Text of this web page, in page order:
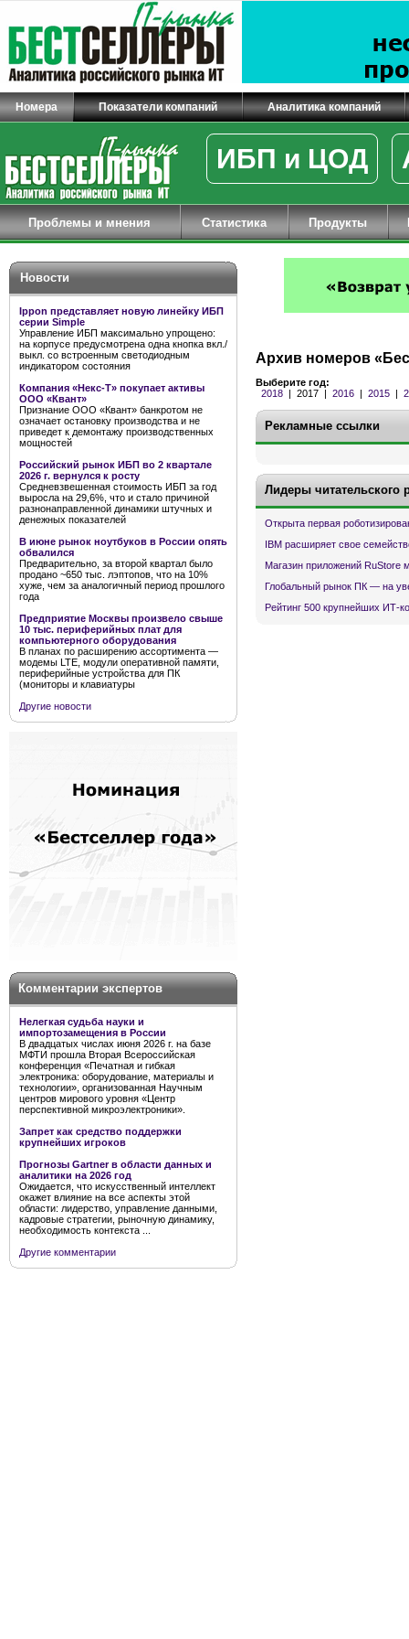
Номера Показатели компаний Аналитика компаний
ИБП и ЦОД
Проблемы и мнения Статистика Продукты
Новости
Ippon представляет новую линейку ИБП
серии Simple
Управление ИБП максимально упрощено:
на корпусе предусмотрена одна кнопка вкл./
выкл. со встроенным светодиодным
индикатором состояния
Компания «Некс-Т» покупает активы
ООО «Квант»
Признание ООО «Квант» банкротом не
означает остановку производства и не
приведет к демонтажу производственных
мощностей
Российский рынок ИБП во 2 квартале
2026 г. вернулся к росту
Средневзвешенная стоимость ИБП за год
выросла на 29,6%, что и стало причиной
разнонаправленной динамики штучных и
денежных показателей
В июне рынок ноутбуков в России опять
обвалился
Предварительно, за второй квартал было
продано ~650 тыс. лэптопов, что на 10%
хуже, чем за аналогичный период прошлого
года
Предприятие Москвы произвело свыше
10 тыс. периферийных плат для
компьютерного оборудования
В планах по расширению ассортимента —
модемы LTE, модули оперативной памяти,
периферийные устройства для ПК
(мониторы и клавиатуры
Другие новости
Комментарии экспертов
Нелегкая судьба науки и
импортозамещения в России
В двадцатых числах июня 2026 г. на базе
МФТИ прошла Вторая Всероссийская
конференция «Печатная и гибкая
электроника: оборудование, материалы и
технологии», организованная Научным
центров мирового уровня «Центр
перспективной микроэлектроники».
Запрет как средство поддержки
крупнейших игроков
Прогнозы Gartner в области данных и
аналитики на 2026 год
Ожидается, что искусственный интеллект
окажет влияние на все аспекты этой
области: лидерство, управление данными,
кадровые стратегии, рыночную динамику,
необходимость контекста ...
Другие комментарии
Архив номеров
Выберите год:
2018
2017 2016 2015
Рекламные ссылки
Лидеры читательского
Открыта первая
IBM расширяет свое
Магазин приложений RuStore
Глобальный рынок ПК — на
Рейтинг 500 крупнейших ИТ-